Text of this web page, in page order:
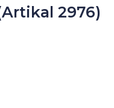
2976)